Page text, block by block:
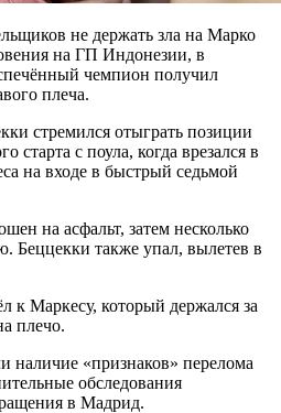
не держать зла на Марко
на ГП Индонезии, в
чемпион получил
плеча.
стремился отыграть позиции
старта с поула, когда врезался в
на входе в быстрый седьмой
на асфальт, затем несколько
Беццекки также упал, вылетев в
к Маркесу, который держался за
плечо.
наличие «признаков» перелома
обследования
в Мадрид.